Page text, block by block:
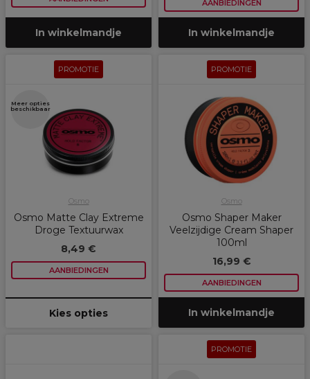
In winkelmandje
AANBIEDINGEN
In winkelmandje
PROMOTIE
Meer opties
beschikbaar
Osmo
Osmo Matte Clay Extreme
Droge Textuurwax
8,49 €
AANBIEDINGEN
Kies opties
PROMOTIE
Osmo
Osmo Shaper Maker
Veelzijdige Cream Shaper
100ml
16,99 €
AANBIEDINGEN
In winkelmandje
PROMOTIE